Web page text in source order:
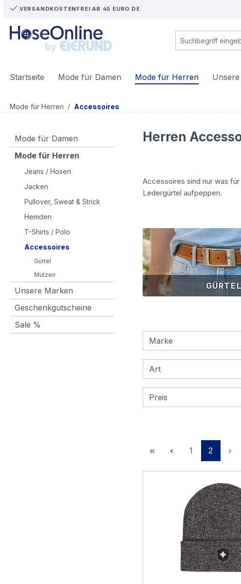
Hauptinhalt springen
Zur Suche springen
Zur Hauptnavigation springen
VERSANDKOSTENFREI AB 45 EURO DE
Startseite Mode für Damen Mode für Herren
Mode für Herren / Accessoires
Mode für Damen
Mode für Herren
Jeans / Hosen
Jacken
Pullover, Sweat & Strick
Hemden
T-Shirts / Polo
Accessoires
Gürtel
Mützen
Unsere Marken
Geschenkgutscheine
Sale %
Herren
Accessoires sind nur was
Ledergürtel aufpeppen.
GÜRTEL
Marke
Art
Preis
Seite
1 Seite
2